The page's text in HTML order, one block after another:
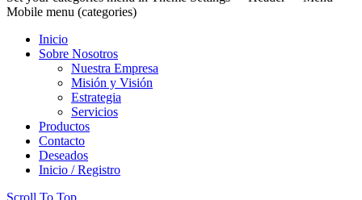
Mobile menu (categories)
Inicio
Sobre Nosotros
Nuestra Empresa
Misión y Visión
Estrategia
Servicios
Productos
Contacto
Deseados
Inicio / Registro
Scroll To Top